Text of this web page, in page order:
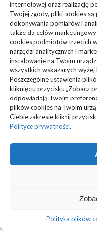
internetowej oraz realizację
Twojej zgody, pliki cookies
dokonywania pomiarów i
także do celów
cookies podmiotów trzecich
narzędzi analitycznych i
instalowanie na Twoim
wszystkich wskazanych
Poszczególne ustawienia
kliknięciu przycisku „Zobacz
odpowiadają Twoim
plików cookies na Twoim
Ciebie zakresie kliknij
Polityce prywatności.
Polityka plików
Inne
Biznes, Finanse
Dom, Ogród
Zdrowie, Medycyna
Edukacja, Rozrywka
Sport, Turystyka